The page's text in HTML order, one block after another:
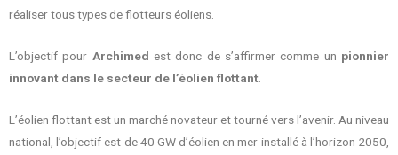
réaliser tous types de flotteurs éoliens.
L’objectif pour Archimedest donc de s’affirmer comme un pionnier
innovant dans le secteur de l’éolien flottant
L’éolien flottant est un marché novateur et tourné vers l’avenir. Au niveau
national, l’objectif est de 40 GW d’éolien en mer installé à l’horizon 2050,